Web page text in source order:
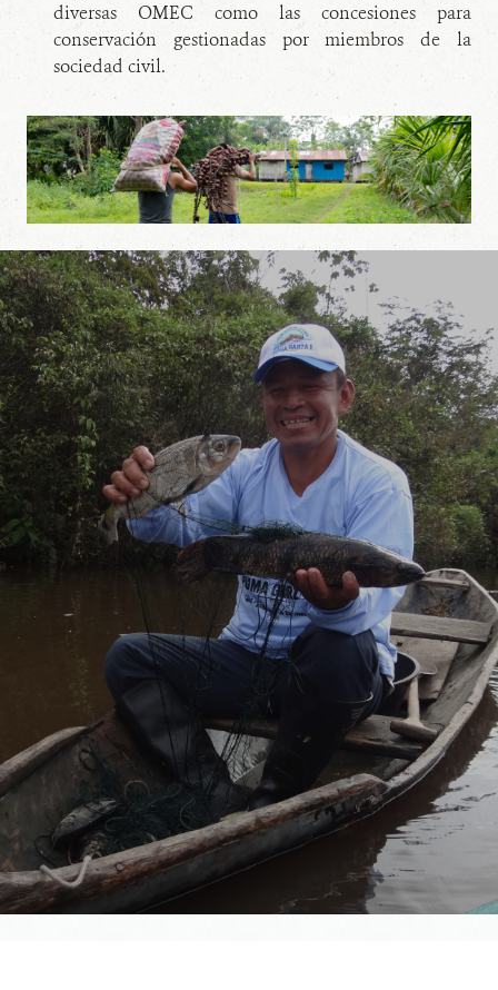
diversas OMEC como las concesiones para
conservación gestionadas por miembros de la
sociedad civil.